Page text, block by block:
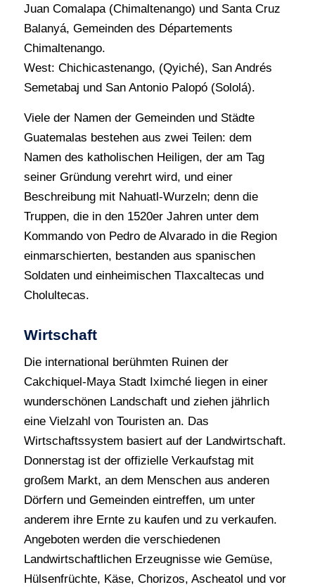
Juan Comalapa (Chimaltenango) und Santa Cruz
Balanyá, Gemeinden des Départements
Chimaltenango.
West: Chichicastenango, (Qyiché), San Andrés
Semetabaj und San Antonio Palopó (Sololá).
Viele der Namen der Gemeinden und Städte
Guatemalas bestehen aus zwei Teilen: dem
Namen des katholischen Heiligen, der am Tag
seiner Gründung verehrt wird, und einer
Beschreibung mit Nahuatl-Wurzeln; denn die
Truppen, die in den 1520er Jahren unter dem
Kommando von Pedro de Alvarado in die Region
einmarschierten, bestanden aus spanischen
Soldaten und einheimischen Tlaxcaltecas und
Cholultecas.
Wirtschaft
Die international berühmten Ruinen der
Cakchiquel-Maya Stadt Iximché liegen in einer
wunderschönen Landschaft und ziehen jährlich
eine Vielzahl von Touristen an. Das
Wirtschaftssystem basiert auf der Landwirtschaft.
Donnerstag ist der offizielle Verkaufstag mit
großem Markt, an dem Menschen aus anderen
Dörfern und Gemeinden eintreffen, um unter
anderem ihre Ernte zu kaufen und zu verkaufen.
Angeboten werden die verschiedenen
Landwirtschaftlichen Erzeugnisse wie Gemüse,
Hülsenfrüchte, Käse, Chorizos, Ascheatol und vor